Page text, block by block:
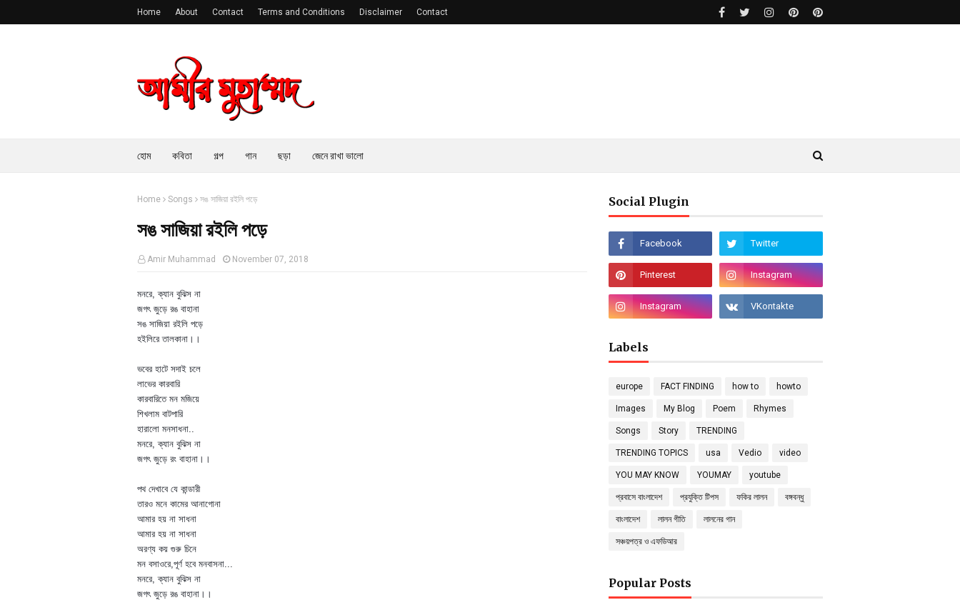
Home About Contact Terms and Conditions Disclaimer Contact
হোম কবিতা গল্প গান ছড়া জেনে রাখা ভালো
Home Songs সঙ সাজিয়া রইলি পড়ে
সঙ সাজিয়া রইলি পড়ে
Amir Muhammad November 07, 2018
মনরে, ক্যান বুঝিস না
জগৎ জুড়ে রঙ বাহানা
সঙ সাজিয়া রইলি পড়ে
হইলিরে তালকানা।।
ভবের হাটে সদাই চলে
লাভের কারবারি
কারবারিতে মন মজিয়ে
শিখলাম বাটপারি
হারালো মনসাধনা..
মনরে, ক্যান বুঝিস না
জগৎ জুড়ে রং বাহানা।।
পথ দেখাবে যে কান্ডারী
তারও মনে কামের আনাগোনা
আমার হয় না সাধনা
আমার হয় না সাধনা
অরণ্য কয় গুরু চিনে
মন বসাওরে,পূর্ণ হবে মনবাসনা...
মনরে, ক্যান বুঝিস না
জগৎ জুড়ে রঙ বাহানা।।
Social Plugin
Labels
europe FACT FINDING how to howto
Images My Blog Poem Rhymes
Songs Story TRENDING
TRENDING TOPICS usa Vedio video
YOU MAY KNOW YOUMAY youtube
প্রবাসে বাংলাদেশ প্রযুক্তি টিপস ফকির লালন বঙ্গবন্ধু
বাংলাদেশ লালন গীতি লালনের গান
সঞ্চয়পত্র ও এফডিআর
Popular Posts